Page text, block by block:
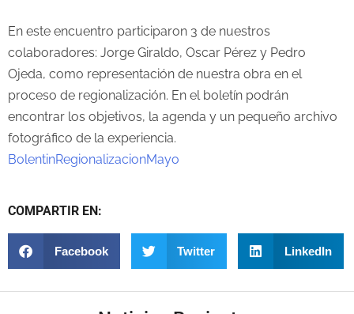
En este encuentro participaron 3 de nuestros
colaboradores: Jorge Giraldo, Oscar Pérez y Pedro
Ojeda, como representación de nuestra obra en el
proceso de regionalización. En el boletín podrán
encontrar los objetivos, la agenda y un pequeño archivo
fotográfico de la experiencia.
BolentinRegionalizacionMayo
COMPARTIR EN:
Facebook Twitter LinkedIn